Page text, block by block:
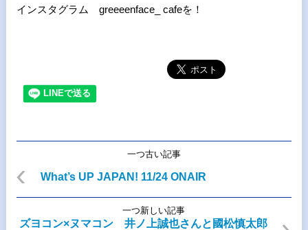
インスタグラム greeeenface_ cafeを！
一つ古い記事
What’s UP JAPAN! 11/24 ONAIR
一つ新しい記事
ズヨコン×ヌマコン 井ノ上誠也さんと國松慎太郎